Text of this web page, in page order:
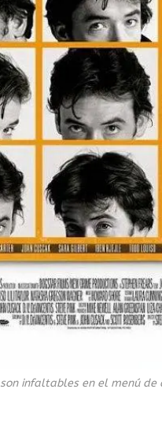
infaltables en el menú de